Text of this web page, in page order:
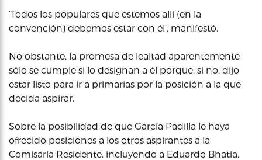
‘Todos los populares que estemos allí (en la
convención) debemos estar con él’, manifestó.
No obstante, la promesa de lealtad aparentemente
sólo se cumple si lo designan a él porque, si no, dijo
estar listo para ir a primarias por la posición a la que
decida aspirar.
Sobre la posibilidad de que García Padilla le haya
ofrecido posiciones a los otros aspirantes a la
Comisaría Residente, incluyendo a Eduardo Bhatia,